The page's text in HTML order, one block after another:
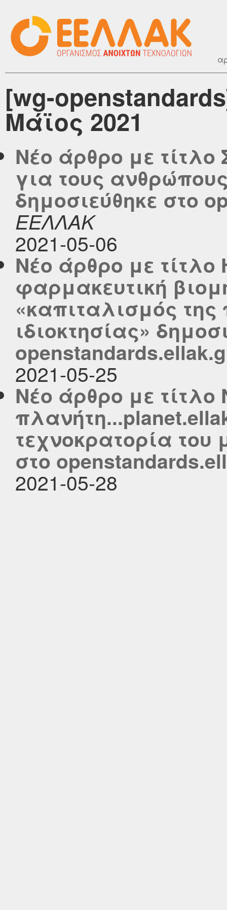
[wg-
Μάϊος 2021
Νέο άρθρο με
για τους
δημοσιεύθηκε στο
ΕΕΛΛΑΚ
2021-05-06
Νέο άρθρο με
φαρμακευτική
«καπιταλισμός της
ιδιοκτησίας»
2021-05-25
Νέο άρθρο με
τεχνοκρατορία του
στο
2021-05-28